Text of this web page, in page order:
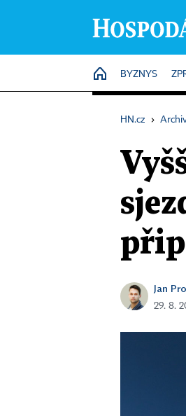
HOME
BYZNYS
HN.cz ›
Jan
29. 8.